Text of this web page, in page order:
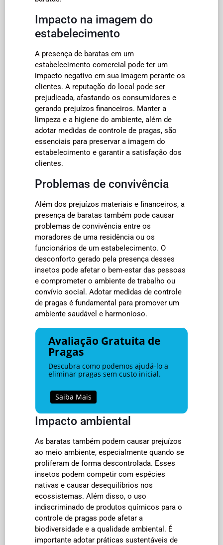
Impacto na imagem do
estabelecimento
A presença de baratas em um
estabelecimento comercial pode ter um
impacto negativo em sua imagem perante os
clientes. A reputação do local pode ser
prejudicada, afastando os consumidores e
gerando prejuízos financeiros. Manter a
limpeza e a higiene do ambiente, além de
adotar medidas de controle de pragas, são
essenciais para preservar a imagem do
estabelecimento e garantir a satisfação dos
clientes.
Problemas de convivência
Além dos prejuízos materiais e financeiros, a
presença de baratas também pode causar
problemas de convivência entre os
moradores de uma residência ou os
funcionários de um estabelecimento. O
desconforto gerado pela presença desses
insetos pode afetar o bem-estar das pessoas
e comprometer o ambiente de trabalho ou
convívio social. Adotar medidas de controle
de pragas é fundamental para promover um
ambiente saudável e harmonioso.
Avaliação Gratuita de
Pragas
Descubra como podemos ajudá-lo a
eliminar pragas sem custo inicial.
Saiba Mais
Impacto ambiental
As baratas também podem causar prejuízos
ao meio ambiente, especialmente quando se
proliferam de forma descontrolada. Esses
insetos podem competir com espécies
nativas e causar desequilíbrios nos
ecossistemas. Além disso, o uso
indiscriminado de produtos químicos para o
controle de pragas pode afetar a
biodiversidade e a qualidade ambiental. É
importante adotar práticas sustentáveis de